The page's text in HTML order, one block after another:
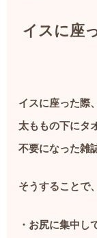
イスに座
イスに座った際、
太ももの下にタ
不要になった雑
そうすることで、
・お尻に集中し